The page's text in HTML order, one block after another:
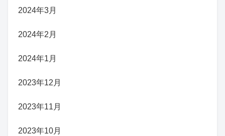
2024年3月
2024年2月
2024年1月
2023年12月
2023年11月
2023年10月